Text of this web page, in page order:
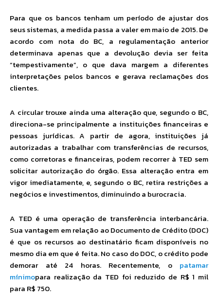
Para que os bancos tenham um período de ajustar dos
seus sistemas, a medida passa a valer em maio de 2015. De
acordo com nota do BC, a regulamentação anterior
determinava apenas que a devolução devia ser feita
“tempestivamente”, o que dava margem a diferentes
interpretações pelos bancos e gerava reclamações dos
clientes.
A circular trouxe ainda uma alteração que, segundo o BC,
direciona-se principalmente a instituições financeiras e
pessoas jurídicas. A partir de agora, instituições já
autorizadas a trabalhar com transferências de recursos,
como corretoras e financeiras, podem recorrer à TED sem
solicitar autorização do órgão. Essa alteração entra em
vigor imediatamente, e, segundo o BC, retira restrições a
negócios e investimentos, diminuindo a burocracia.
A TED é uma operação de transferência interbancária.
Sua vantagem em relação ao Documento de Crédito (DOC)
é que os recursos ao destinatário ficam disponíveis no
mesmo dia em que é feita. No caso do DOC, o crédito pode
demorar até 24 horas. Recentemente, o patamar
mínimopara realização da TED foi reduzido de R$ 1 mil
para R$ 750.